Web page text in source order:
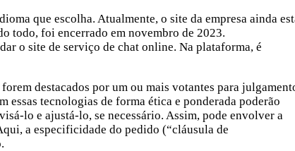
que escolha. Atualmente, o site da empresa ainda
todo, foi encerrado em novembro de 2023.
o site de serviço de chat online. Na plataforma, é
destacados por um ou mais votantes para
tecnologias de forma ética e ponderada poderão
lo e ajustá-lo, se necessário. Assim, pode envolver a
a especificidade do pedido (“cláusula de